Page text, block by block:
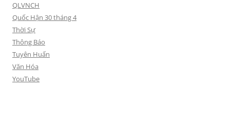
QLVNCH
Quốc Hận 30 tháng 4
Thời Sự
Thông Báo
Tuyên Huấn
Văn Hóa
YouTube